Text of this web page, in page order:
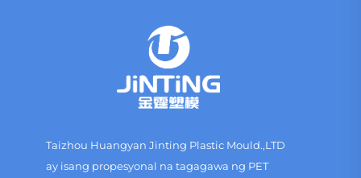
Taizhou Huangyan Jinting Plastic Mould.,LTD
ay isang propesyonal na tagagawa ng PET